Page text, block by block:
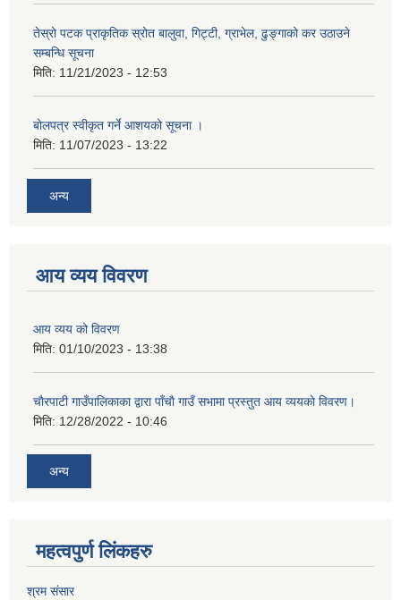
तेस्रो पटक प्राकृतिक स्रोत बालुवा, गिट्टी, ग्राभेल, ढुङ्गाको कर उठाउने
सम्बन्धि सूचना
मिति: 11/21/2023 - 12:53
बोलपत्र स्वीकृत गर्ने आशयको सूचना ।
मिति: 11/07/2023 - 13:22
अन्य
आय व्यय विवरण
आय व्यय को विवरण
मिति: 01/10/2023 - 13:38
चाैरपाटी गाउँपालिकाका द्वारा पाँचाै गाउँ सभामा प्रस्तुत आय व्ययकाे विवरण।
मिति: 12/28/2022 - 10:46
अन्य
महत्वपुर्ण लि‌ंकहरु
श्रम संसार